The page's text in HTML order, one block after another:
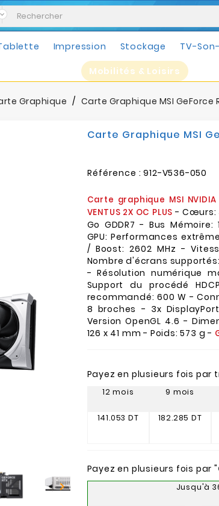
Impression Stockage TV-
Mobilités & Loisirs
Graphique Carte Graphique MSI GeForce

Carte Graphique MSI
Référence : 912-V536-050
Carte graphique MSI
VENTUS 2X OC PLUS - Cœurs:
Go GDDR7 - Bus
GPU: Performances
/ Boost: 2602 MHz -
Nombre d'écrans
- Résolution numérique
Support du procédé
recommandé: 600 W -
8 broches - 3x
Version OpenGL 4.6 -
126 x 41 mm - Poids: 573 g -
Payez en plusieurs fois par
12 mois
141.053 DT
9 mois
182.285 DT
Payez en plusieurs fois par "
Jusqu'à